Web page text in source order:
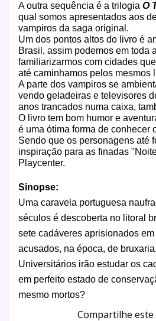
A outra sequência é a trilogia O
qual somos apresentados aos
vampiros da saga original.
Um dos pontos altos do livro é
Brasil, assim podemos em toda
familiarizarmos com cidades
até caminhamos pelos mesmos
A parte dos vampiros se
vendo geladeiras e televisores
anos trancados numa caixa,
O livro tem bom humor e
é uma ótima forma de conhecer
Sendo que os personagens até
inspiração para as finadas
Playcenter.
Sinopse:
Uma caravela portuguesa
séculos é descoberta no litoral
sete cadáveres aprisionados
acusados, na época, de bruxaria.
Universitários irão estudar os
em perfeito estado de
mesmo mortos?
Compartilhe